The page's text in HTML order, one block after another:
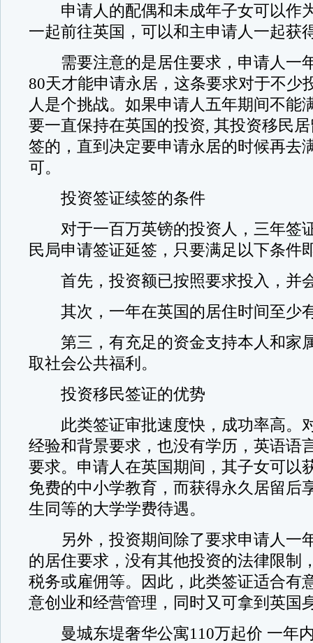
申请人的配偶和未成年子女可以作
一起前往英国，可以和主申请人一起获
需要注意的是居住要求，申请人一
80天才能申请永居，这条要求对于不少
人是个挑战。如果申请人五年期间不能
要一直保持在英国的投资, 其投资移民
签的，直到决定要申请永居的时候再去
可。
投资签证续签的条件
对于一百万英镑的投资人，三年签
民局申请签证延签，只要满足以下条件
首先，投资额已按照要求投入，并
其次，一年在英国的居住时间至少
第三，有充足的资金支持本人和家
取社会公共福利。
投资移民签证的优势
此类签证审批速度快，成功率高。
经验和背景要求，也没有学历，英语语
要求。申请人在英国期间，其子女可以
免费的中小学教育，而获得永久居留后
生同等的大学学费待遇。
另外，投资期间除了要求申请人一
的居住要求，没有其他投资的法律限制
税务或雇佣等。因此，此类签证适合有
意创业和经营管理，同时又可拿到英国
曼城东堤奢华公寓110万起价 一年